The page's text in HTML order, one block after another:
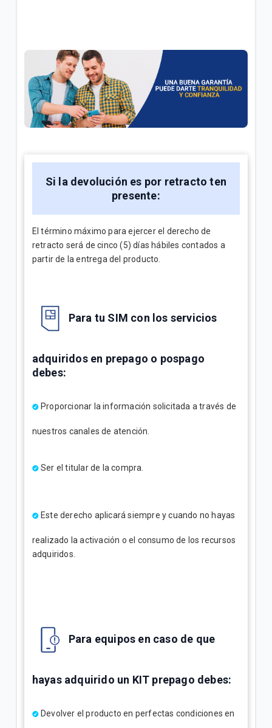
¿Cómo consultar tus consumos en Mi.Tigo? | Móvil
Oferta Full Equipo disponible en nuestro flujo digital
o Televentas | Móvil
Full Equipo: Plan móvil ilimitado + celular en
VER MÁS
Si la devolución es por retracto ten
presente:
El término máximo para ejercer el derecho de
retracto será de cinco (5) días hábiles contados a
partir de la entrega del producto.
Para tu SIM con los servicios
adquiridos en prepago o pospago
debes:
Proporcionar la información solicitada a través de
nuestros canales de atención.
Ser el titular de la compra.
Este derecho aplicará siempre y cuando no hayas
realizado la activación o el consumo de los recursos
adquiridos.
Para equipos en caso de que
hayas adquirido un KIT prepago debes:
Devolver el producto en perfectas condiciones en